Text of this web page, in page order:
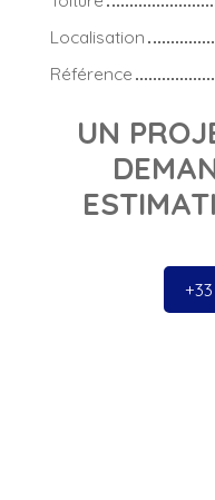
Localisation
Référence
UN